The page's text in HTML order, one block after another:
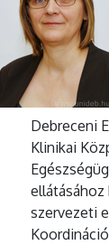
Debreceni
Klinikai
szervezeti